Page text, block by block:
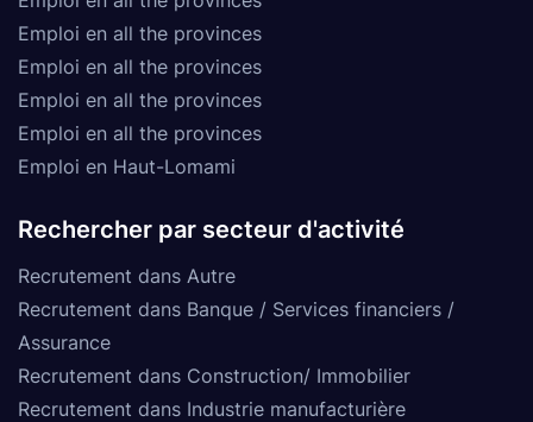
Emploi en all the provinces
Emploi en all the provinces
Emploi en all the provinces
Emploi en all the provinces
Emploi en Haut-Lomami
Rechercher par secteur d'activité
Recrutement dans Autre
Recrutement dans Banque / Services financiers /
Assurance
Recrutement dans Construction/ Immobilier
Recrutement dans Industrie manufacturière